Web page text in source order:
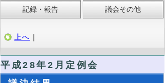
記録・報告 議会その他
上へ ｜
平成28年2月定例会